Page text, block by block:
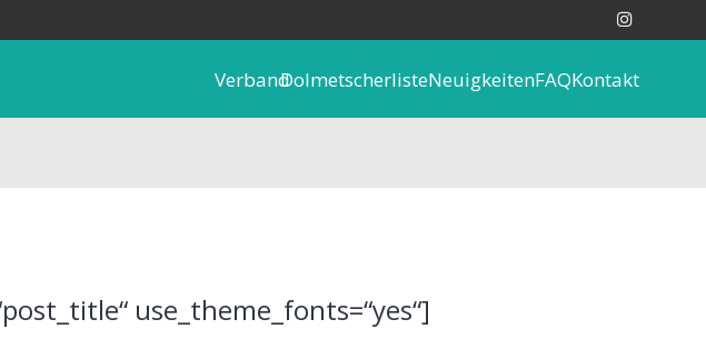
VerbandDolmetscherlisteNeuigkeitenFAQKontakt
use_theme_fonts=“yes“]